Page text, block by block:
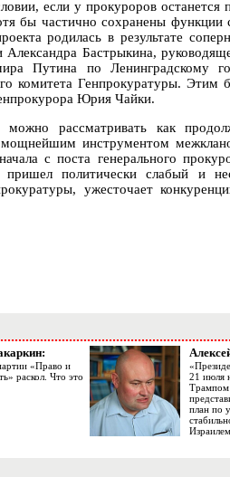
если у прокуроров
бы частично сохранены функции
родилась в результате
Бастрыкина,
Путина по Ленинградскому
комитета Генпрокуратуры.
Юрия Чайки.
можно рассматривать как
инструментом
с поста генерального
политически слабый и
ужесточает
«Право и
раскол. Что это
21 июля
Трампом
план по